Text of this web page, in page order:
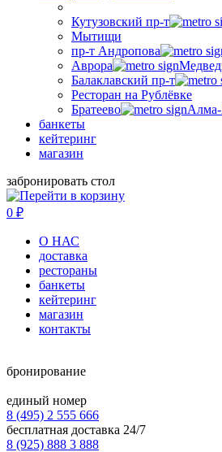
Кутузовский пр-т
Мытищи
пр-т Андропова
Аврора
Балаклавский пр-т
Ресторан на Рублёвке
Братеево
банкеты
кейтеринг
магазин
забронировать стол
0 ₽
О НАС
доставка
рестораны
банкеты
кейтеринг
магазин
контакты
бронирование
единый номер
8 (495) 2 555 666
бесплатная доставка 24/7
8 (925) 888 3 888